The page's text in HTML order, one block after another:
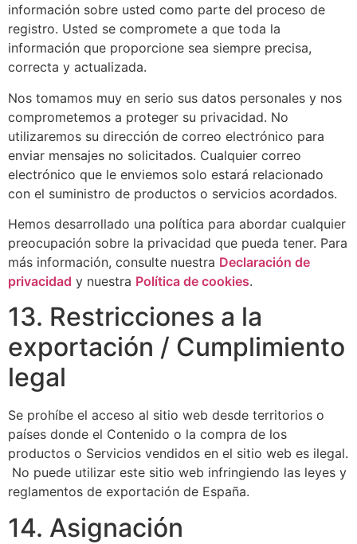
información sobre usted como parte del proceso de
registro. Usted se compromete a que toda la
información que proporcione sea siempre precisa,
correcta y actualizada.
Nos tomamos muy en serio sus datos personales y nos
comprometemos a proteger su privacidad. No
utilizaremos su dirección de correo electrónico para
enviar mensajes no solicitados. Cualquier correo
electrónico que le enviemos solo estará relacionado
con el suministro de productos o servicios acordados.
Hemos desarrollado una política para abordar cualquier
preocupación sobre la privacidad que pueda tener. Para
más información, consulte nuestra Declaración de
privacidad y nuestra Política de cookies.
13. Restricciones a la
exportación / Cumplimiento
legal
Se prohíbe el acceso al sitio web desde territorios o
países donde el Contenido o la compra de los
productos o Servicios vendidos en el sitio web es ilegal.
No puede utilizar este sitio web infringiendo las leyes y
reglamentos de exportación de España.
14. Asignación